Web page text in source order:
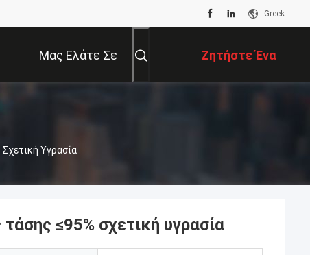
Greek
Μας Ελάτε Σε Ζητήστε Ένα
Απόσπασμα
Υγρασία
≤95% σχετική υγρασία